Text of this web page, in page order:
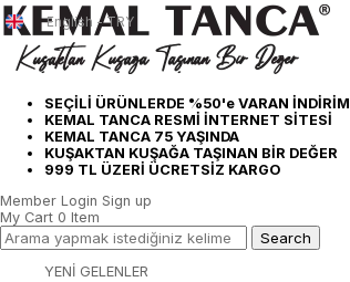
SEÇİLİ ÜRÜNLERDE %50'e VARAN İNDİRİM
KEMAL TANCA RESMİ İNTERNET SİTESİ
KEMAL TANCA 75 YAŞINDA
KUŞAKTAN KUŞAĞA TAŞINAN BİR DEĞER
999 TL ÜZERİ ÜCRETSİZ KARGO
English - TRY
Member Login Sign up
My Cart 0 Item
YENİ GELENLER